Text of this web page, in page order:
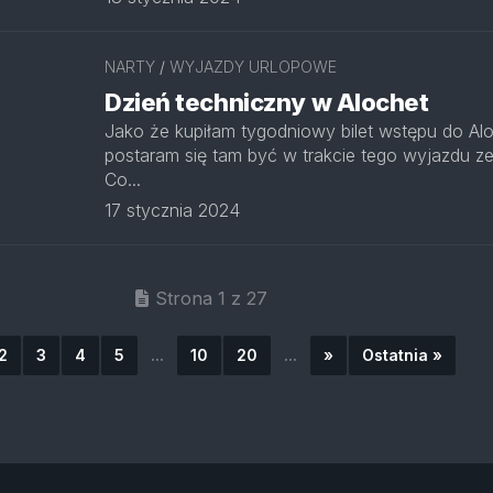
NARTY / WYJAZDY URLOPOWE
Dzień techniczny w Alochet
Jako że kupiłam tygodniowy bilet wstępu do
postaram się tam być w trakcie tego wyjazdu
Co...
17 stycznia 2024
Strona 1 z 27
3 4 5 ... 10 20 ... » Ostatnia »